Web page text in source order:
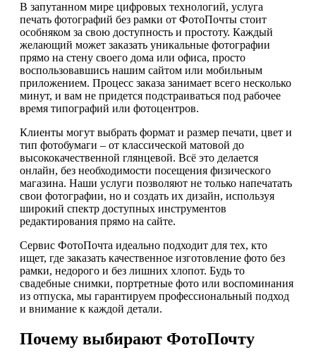
В запутанном мире цифровых технологий, услуга
печать фотографий без рамки от ФотоПочты стоит
особняком за свою доступность и простоту. Каждый
желающий может заказать уникальные фотографии
прямо на стену своего дома или офиса, просто
воспользовавшись нашим сайтом или мобильным
приложением. Процесс заказа занимает всего несколько
минут, и вам не придется подстраиваться под рабочее
время типографий или фотоцентров.
Клиенты могут выбрать формат и размер печати, цвет и
тип фотобумаги – от классической матовой до
высококачественной глянцевой. Всё это делается
онлайн, без необходимости посещения физического
магазина. Наши услуги позволяют не только напечатать
свои фотографии, но и создать их дизайн, используя
широкий спектр доступных инструментов
редактирования прямо на сайте.
Сервис ФотоПочта идеально подходит для тех, кто
ищет, где заказать качественное изготовление фото без
рамки, недорого и без лишних хлопот. Будь то
свадебные снимки, портретные фото или воспоминания
из отпуска, мы гарантируем профессиональный подход
и внимание к каждой детали.
Почему выбирают ФотоПочту